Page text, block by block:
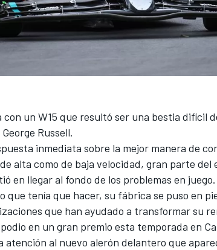
con un W15 que resultó ser una bestia difícil
George Russell.
inmediata sobre la mejor manera de
alta como de baja velocidad, gran parte del
en llegar al fondo de los problemas en juego.
que tenía que hacer, su fábrica se puso en
que han ayudado a transformar su
en un gran premio esta temporada en
atención al nuevo alerón delantero que